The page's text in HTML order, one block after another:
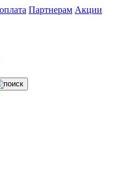
Партнерам Акции